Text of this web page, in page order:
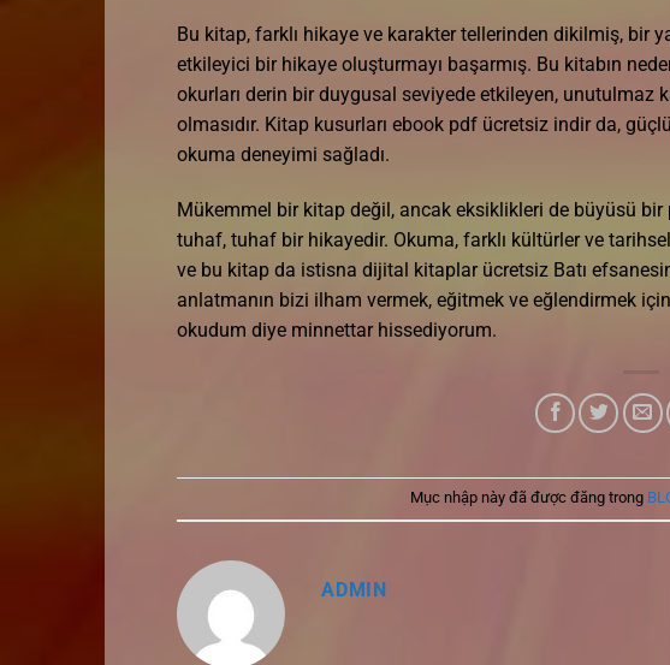
Bu kitap, farklı hikaye ve karakter tellerinden dikilmiş, bir
etkileyici bir hikaye oluşturmayı başarmış. Bu kitabın
okurları derin bir duygusal seviyede etkileyen, unutulmaz
olmasıdır. Kitap kusurları ebook pdf ücretsiz indir da,
okuma deneyimi sağladı.
Mükemmel bir kitap değil, ancak eksiklikleri de büyüsü bir
tuhaf, tuhaf bir hikayedir. Okuma, farklı kültürler ve
ve bu kitap da istisna dijital kitaplar ücretsiz Batı
anlatmanın bizi ilham vermek, eğitmek ve eğlendirmek
okudum diye minnettar hissediyorum.
Mục nhập này đã được đăng trong
ADMIN